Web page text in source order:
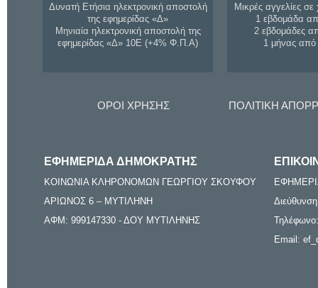
Δυνατή Ετήσια ηλεκτρονική αποστολή
της εφημερίδας «Δ»
Μηνιαία ηλεκτρονική αποστολή της
εφημερίδας «Δ» 10Ε (+4% Φ.Π.Α)
Μικρές αγγελίες σε
1 εβδομάδα
2 εβδομάδες
1 μήνας
ΟΡΟΙ ΧΡΗΣΗΣ ΠΟΛΙΤΙΚΗ
ΕΦΗΜΕΡΙΔΑ ΔΗΜΟΚΡΑΤΗΣ
ΚΟΙΝΩΝΙΑ ΚΛΗΡΟΝΟΜΩΝ ΓΕΩΡΓΙΟΥ ΣΚΟΥΦΟΥ
ΑΡΙΩΝΟΣ 6 – ΜΥΤΙΛΗΝΗ
ΑΦΜ: 999147330 - ΔΟΥ ΜΥΤΙΛΗΝΗΣ
Email: